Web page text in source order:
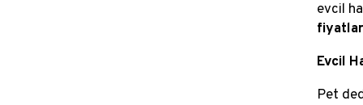
evcil
Evcil
Pet